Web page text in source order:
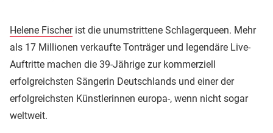
Helene Fischerist die unumstrittene Schlagerqueen. Mehr
als 17 Millionen verkaufte Tonträger und legendäre Live-
Auftritte machen die 39-Jährige zur kommerziell
erfolgreichsten Sängerin Deutschlands und einer der
erfolgreichsten Künstlerinnen europa-, wenn nicht sogar
weltweit.